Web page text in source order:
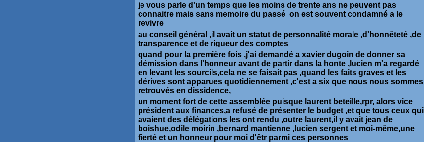
je vous parle d'un temps que les moins de trente ans ne peuvent pas
connaitre mais sans memoire du passé on est souvent condamné a le
revivre
au conseil général ,il avait un statut de personnalité morale ,d'honnêteté ,de
transparence et de rigueur des comptes
quand pour la première fois ,j'ai demandé a xavier dugoin de donner sa
démission dans l'honneur avant de partir dans la honte ,lucien m'a regardé
en levant les sourcils,cela ne se faisait pas ,quand les faits graves et les
dérives sont apparues quotidiennement ,c'est a six que nous nous sommes
retrouvés en dissidence,
un moment fort de cette assemblée puisque laurent beteille,rpr, alors vice
président aux finances,a refusé de présenter le budget ,et que tous ceux qui
avaient des délégations les ont rendu ,outre laurent,il y avait jean de
boishue,odile moirin ,bernard mantienne ,lucien sergent et moi-même,une
fierté et un honneur pour moi d'êtr parmi ces personnes